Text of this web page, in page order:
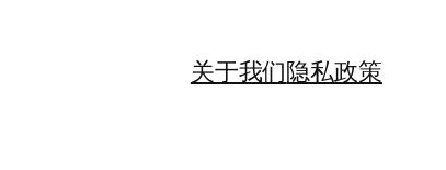
关于我们隐私政策